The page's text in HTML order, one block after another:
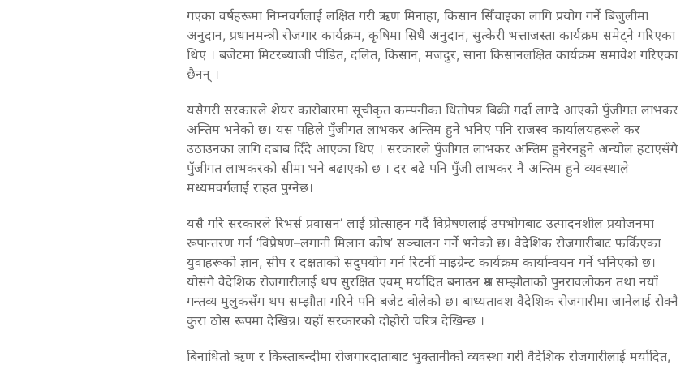
गएका वर्षहरूमा निम्नवर्गलाई लक्षित गरी ऋण मिनाहा, किसान सिँचाइका लागि प्रयोग गर्ने बिजुलीमा
अनुदान, प्रधानमन्त्री रोजगार कार्यक्रम, कृषिमा सिधै अनुदान, सुत्केरी भत्ताजस्ता कार्यक्रम समेट्ने गरिएका
थिए । बजेटमा मिटरब्याजी पीडित, दलित, किसान, मजदुर, साना किसानलक्षित कार्यक्रम समावेश गरिएका
छैनन् ।
यसैगरी सरकारले शेयर कारोबारमा सूचीकृत कम्पनीका धितोपत्र बिक्री गर्दा लाग्दै आएको पुँजीगत लाभकर
अन्तिम भनेको छ। यस पहिले पुँजीगत लाभकर अन्तिम हुने भनिए पनि राजस्व कार्यालयहरूले कर
उठाउनका लागि दबाब दिँदै आएका थिए । सरकारले पुँजीगत लाभकर अन्तिम हुनेरनहुने अन्योल हटाएसँगै
पुँजीगत लाभकरको सीमा भने बढाएको छ । दर बढे पनि पुँजी लाभकर नै अन्तिम हुने व्यवस्थाले
मध्यमवर्गलाई राहत पुग्नेछ।
यसै गरि सरकारले रिभर्स प्रवासन’ लाई प्रोत्साहन गर्दै विप्रेषणलाई उपभोगबाट उत्पादनशील प्रयोजनमा
रूपान्तरण गर्न ‘विप्रेषण–लगानी मिलान कोष’ सञ्चालन गर्ने भनेको छ। वैदेशिक रोजगारीबाट फर्किएका
युवाहरूको ज्ञान, सीप र दक्षताको सदुपयोग गर्न रिटर्नी माइग्रेन्ट कार्यक्रम कार्यान्वयन गर्ने भनिएको छ।
योसंगै वैदेशिक रोजगारीलाई थप सुरक्षित एवम् मर्यादित बनाउन श्रम सम्झौताको पुनरावलोकन तथा नयाँ
गन्तव्य मुलुकसँग थप सम्झौता गरिने पनि बजेट बोलेको छ। बाध्यतावश वैदेशिक रोजगारीमा जानेलाई रोक्नै
कुरा ठोस रूपमा देखिन्न। यहाँ सरकारको दोहोरो चरित्र देखिन्छ ।
बिनाधितो ऋण र किस्ताबन्दीमा रोजगारदाताबाट भुक्तानीको व्यवस्था गरी वैदेशिक रोजगारीलाई मर्यादित,